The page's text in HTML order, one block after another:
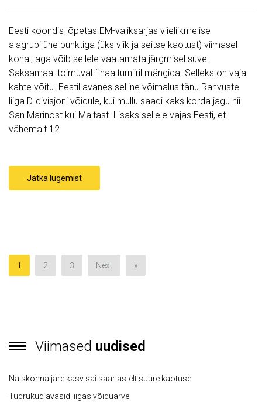
Eesti koondis lõpetas EM-valiksarjas viieliikmelise
alagrupi ühe punktiga (üks viik ja seitse kaotust) viimasel
kohal, aga võib sellele vaatamata järgmisel suvel
Saksamaal toimuval finaalturniiril mängida. Selleks on vaja
kahte võitu. Eestil avanes selline võimalus tänu Rahvuste
liiga D-divisjoni võidule, kui mullu saadi kaks korda jagu nii
San Marinost kui Maltast. Lisaks sellele vajas Eesti, et
vähemalt 12
Jätka lugemist
1 2 3 Next »
Viimased uudised
Naiskonna järelkasv sai saarlastelt suure kaotuse
Tüdrukud avasid liigas võiduarve